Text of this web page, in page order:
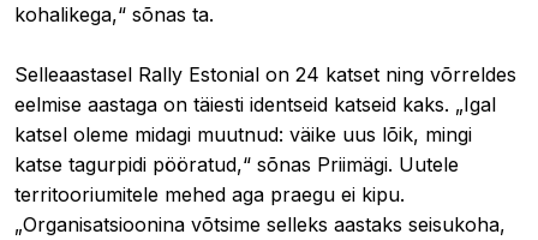
kohalikega,“ sõnas ta.
Selleaastasel Rally Estonial on 24 katset ning võrreldes
eelmise aastaga on täiesti identseid katseid kaks. „Igal
katsel oleme midagi muutnud: väike uus lõik, mingi
katse tagurpidi pööratud,“ sõnas Priimägi. Uutele
territooriumitele mehed aga praegu ei kipu.
„Organisatsioonina võtsime selleks aastaks seisukoha,